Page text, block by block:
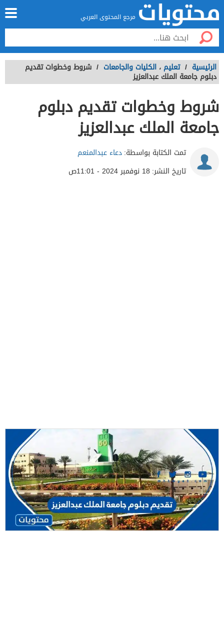
مرجع المحتوى العربي
الرئيسية / تعليم ، الكليات والجامعات / شروط وخطوات تقديم
دبلوم جامعة الملك عبدالعزيز
شروط وخطوات تقديم دبلوم
جامعة الملك عبدالعزيز
تمت الكتابة بواسطة:دعاء عبدالمنعم
تاريخ النشر: 18 نوفمبر 2024 - 11:01ص